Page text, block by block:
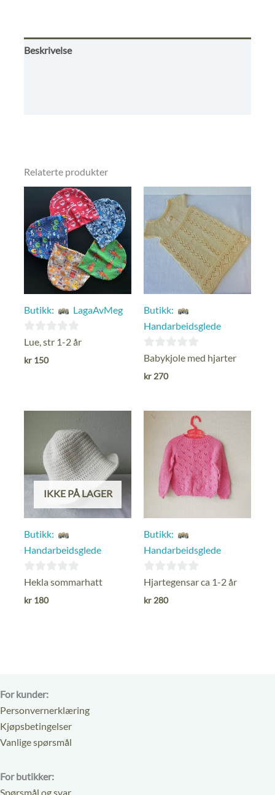
Beskrivelse
Relaterte produkter
Butikk: LagaAvMeg
0
ut
Lue, str 1-2 år
kr 150
Butikk:
Handarbeidsglede
0
ut
Babykjole med hjarter
kr 270
IKKE PÅ LAGER
Butikk:
Handarbeidsglede
0
ut
Hekla sommarhatt
kr 180
Butikk:
Handarbeidsglede
0
ut
Hjartegensar ca 1-2 år
kr 280
For kunder:
Personvernerklæring
Kjøpsbetingelser
Vanlige spørsmål
For butikker:
Spørsmål og svar